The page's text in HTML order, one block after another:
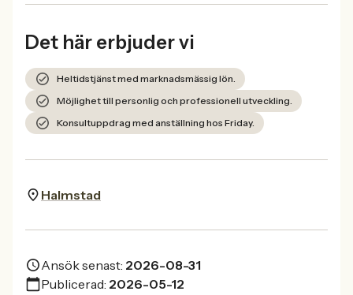
Det här erbjuder vi
Heltidstjänst med marknadsmässig lön.
Möjlighet till personlig och professionell utveckling.
Konsultuppdrag med anställning hos Friday.
Halmstad
Ansök senast: 2026-08-31
Publicerad: 2026-05-12